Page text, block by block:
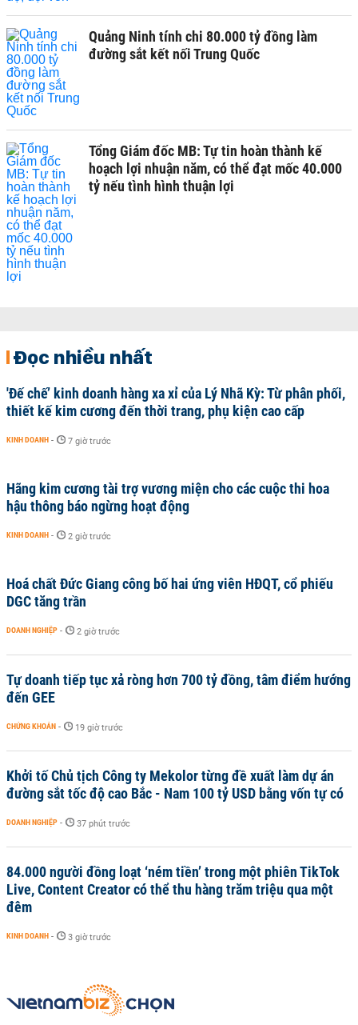
Quảng Ninh tính chi 80.000 tỷ đồng làm
đường sắt kết nối Trung Quốc
Tổng Giám đốc MB: Tự tin hoàn thành kế
hoạch lợi nhuận năm, có thể đạt mốc 40.000
tỷ nếu tình hình thuận lợi
Đọc nhiều nhất
'Đế chế’ kinh doanh hàng xa xỉ của Lý Nhã Kỳ: Từ phân phối,
thiết kế kim cương đến thời trang, phụ kiện cao cấp
KINH DOANH - 7 giờ trước
Hãng kim cương tài trợ vương miện cho các cuộc thi hoa
hậu thông báo ngừng hoạt động
KINH DOANH - 2 giờ trước
Hoá chất Đức Giang công bố hai ứng viên HĐQT, cổ phiếu
DGC tăng trần
DOANH NGHIỆP - 2 giờ trước
Tự doanh tiếp tục xả ròng hơn 700 tỷ đồng, tâm điểm hướng
đến GEE
CHỨNG KHOÁN - 19 giờ trước
Khởi tố Chủ tịch Công ty Mekolor từng đề xuất làm dự án
đường sắt tốc độ cao Bắc - Nam 100 tỷ USD bằng vốn tự có
DOANH NGHIỆP - 37 phút trước
84.000 người đồng loạt ‘ném tiền’ trong một phiên TikTok
Live, Content Creator có thể thu hàng trăm triệu qua một
đêm
KINH DOANH - 3 giờ trước